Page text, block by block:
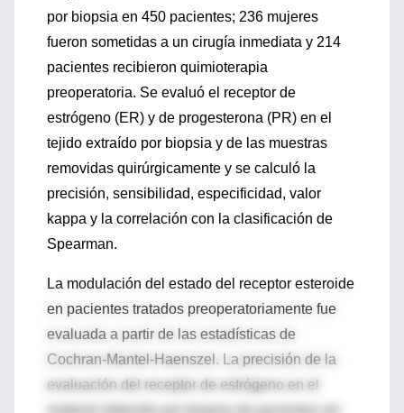
por biopsia en 450 pacientes; 236 mujeres
fueron sometidas a un cirugía inmediata y 214
pacientes recibieron quimioterapia
preoperatoria. Se evaluó el receptor de
estrógeno (ER) y de progesterona (PR) en el
tejido extraído por biopsia y de las muestras
removidas quirúrgicamente y se calculó la
precisión, sensibilidad, especificidad, valor
kappa y la correlación con la clasificación de
Spearman.
La modulación del estado del receptor esteroide
en pacientes tratados preoperatoriamente fue
evaluada a partir de las estadísticas de
Cochran-Mantel-Haenszel. La precisión de la
evaluación del receptor de estrógeno en el